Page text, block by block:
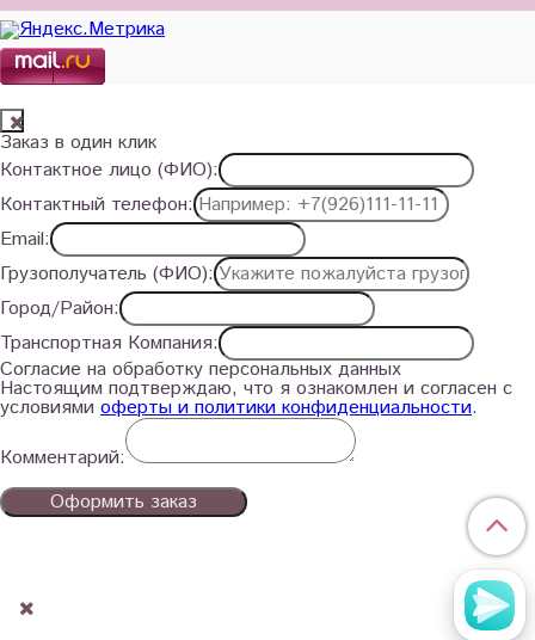
Заказ в один клик
Контактное лицо (ФИО):
Контактный телефон:
Email:
Грузополучатель (ФИО):
Город/Район:
Транспортная Компания:
Согласие на обработку персональных данных
Настоящим подтверждаю, что я ознакомлен и согласен с
условиями оферты и политики конфиденциальности.
Комментарий:
Оформить заказ